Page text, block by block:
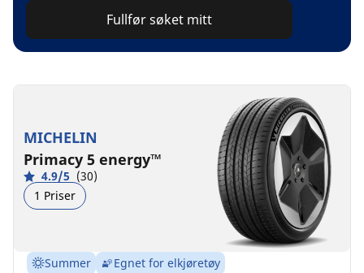
Fullfør søket mitt
MICHELIN
Primacy 5 energy™
4.9/5 (30)
1 Priser
Summer
Egnet for elkjøretøy